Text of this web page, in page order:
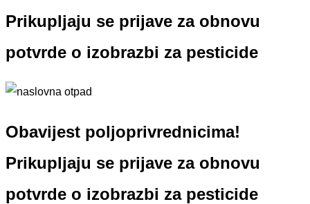
Prikupljaju se prijave za obnovu
potvrde o izobrazbi za pesticide
Obavijest poljoprivrednicima!
Prikupljaju se prijave za obnovu
potvrde o izobrazbi za pesticide